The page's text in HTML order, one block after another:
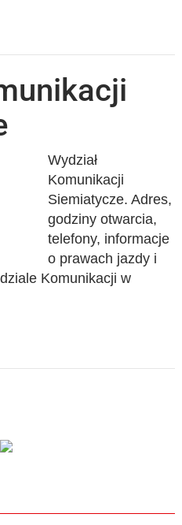
Wydział
Komunikacji
Siemiatycze. Adres,
godziny otwarcia,
telefony, informacje
o prawach jazdy i
Komunikacji w